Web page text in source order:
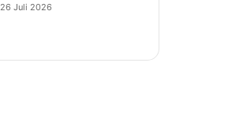
26 Juli 2026